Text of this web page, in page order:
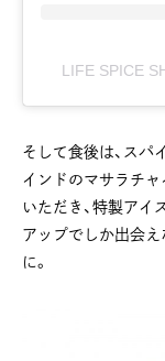
LIFE SPICE
そして食後は、スパ
インドのマサラチャ
いただき、特製アイ
アップでしか出会え
に。